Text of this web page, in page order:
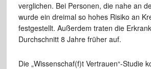
verglichen. Bei Personen, die nahe an
wurde ein dreimal so hohes Risiko an
festgestellt. Außerdem traten die
Durchschnitt 8 Jahre früher auf.
Die „Wissenschaf(f)t Vertrauen“-Studie